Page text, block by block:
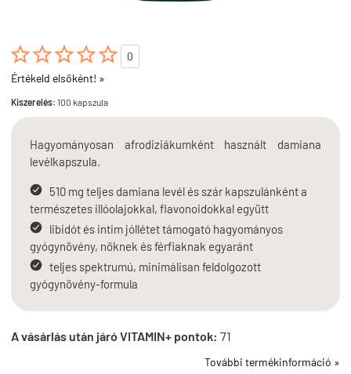

0
Értékeld elsőként! »
Kiszerelés: 100 kapszula
Hagyományosan afrodiziákumként használt damiana
levélkapszula.
510 mg teljes damiana levél és szár kapszulánként a
természetes illóolajokkal, flavonoidokkal együtt
libidót és intim jóllétet támogató hagyományos
gyógynövény, nőknek és férfiaknak egyaránt
teljes spektrumú, minimálisan feldolgozott
gyógynövény-formula
A vásárlás után járó VITAMIN+ pontok: 71
További termékinformáció »